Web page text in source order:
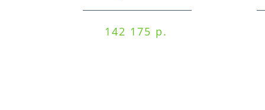
142 175 р.